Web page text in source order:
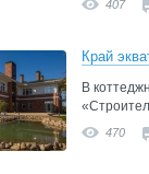
407
Край
В
470